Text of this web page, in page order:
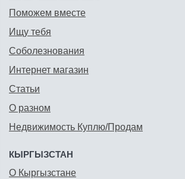
Поможем вместе
Ищу тебя
Соболезнования
Интернет магазин
Статьи
О разном
Недвижимость Куплю/Продам
КЫРГЫЗСТАН
О Кыргызстане